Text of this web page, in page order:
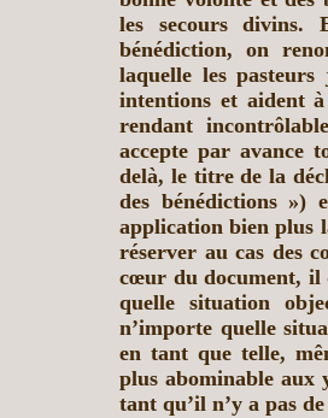
les secours divins.
bénédiction, on
laquelle les
intentions et aident
rendant
accepte par avance
delà, le titre de la
des bénédictions »)
application bien plus
réserver au cas des
cœur du document, il
quelle situation
n’importe quelle
en tant que telle,
plus abominable
tant qu’il n’y a pas